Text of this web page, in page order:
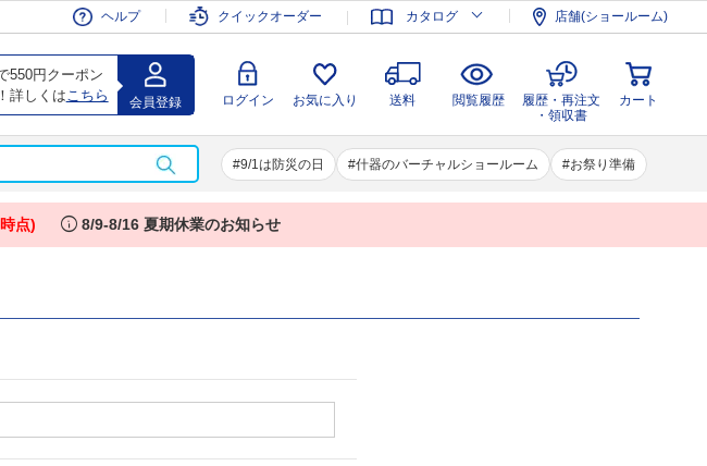
ヘルプ クイックオーダー カタログ 店舗(ショールーム)
550円クーポン
詳しくは こちら 会員登録 ログイン お気に入り 送料 閲覧履歴
履歴・再注文
・領収書
カート
9/1は防災の日 什器のバーチャルショールーム お祭り準備
会員登録 ログイン お気に入り 送料 閲覧履歴
履歴・再注文
・領収書
カート
点) info 8/9-8/16 夏期休業のお知らせ